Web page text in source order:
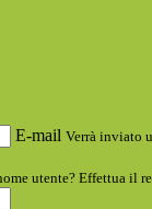
E-mail Verrà inviato
utente? Effettua il